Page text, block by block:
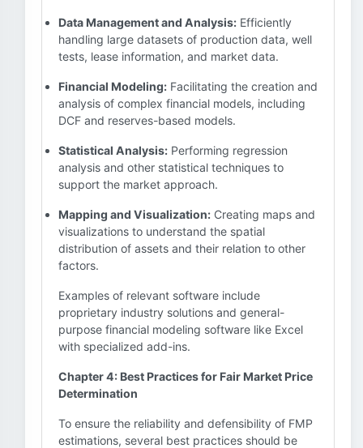
Data Management and Analysis: Efficiently
handling large datasets of production data, well
tests, lease information, and market data.
Financial Modeling: Facilitating the creation and
analysis of complex financial models, including
DCF and reserves-based models.
Statistical Analysis: Performing regression
analysis and other statistical techniques to
support the market approach.
Mapping and Visualization: Creating maps and
visualizations to understand the spatial
distribution of assets and their relation to other
factors.
Examples of relevant software include
proprietary industry solutions and general-
purpose financial modeling software like Excel
with specialized add-ins.
Chapter 4: Best Practices for Fair Market Price
Determination
To ensure the reliability and defensibility of FMP
estimations, several best practices should be